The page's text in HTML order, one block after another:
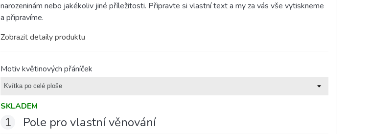
narozeninám nebo jakékoliv jiné příležitosti. Připravte si vlastní text a my za vás vše vytiskneme
a připravíme.
Zobrazit detaily produktu
Motiv květinových přáníček
SKLADEM
1 Pole pro vlastní věnování